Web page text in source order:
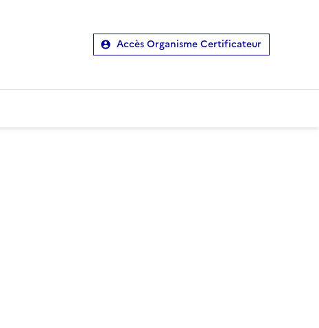
Accès Organisme Certificateur